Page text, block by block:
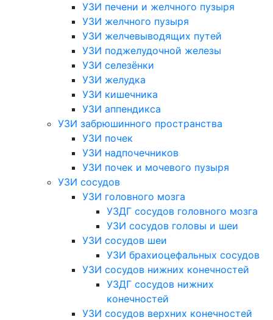
УЗИ печени и желчного пузыря
УЗИ желчного пузыря
УЗИ желчевыводящих путей
УЗИ поджелудочной железы
УЗИ селезёнки
УЗИ желудка
УЗИ кишечника
УЗИ аппендикса
УЗИ забрюшинного пространства
УЗИ почек
УЗИ надпочечников
УЗИ почек и мочевого пузыря
УЗИ сосудов
УЗИ головного мозга
УЗДГ сосудов головного мозга
УЗИ сосудов головы и шеи
УЗИ сосудов шеи
УЗИ брахиоцефальных сосудов
УЗИ сосудов нижних конечностей
УЗДГ сосудов нижних
конечностей
УЗИ сосудов верхних конечностей